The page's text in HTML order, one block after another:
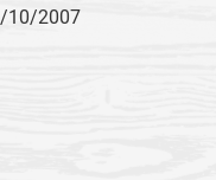
10/2007